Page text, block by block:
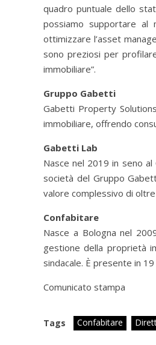
quadro puntuale dello
possiamo supportare al
ottimizzare l’asset
sono preziosi per
immobiliare”.
Gruppo Gabetti
Gabetti Property
immobiliare, offrendo
Gabetti Lab
Nasce nel 2019 in seno
società del Gruppo
valore complessivo di
Confabitare
Nasce a Bologna nel
gestione della proprietà
sindacale. È presente in
Comunicato stampa
Tags Confabitare